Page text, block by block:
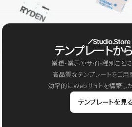
テンプレートか
業種・業界やサイト種別ごと
高品質なテンプレートをご用
効率的にWebサイトを構築した
テンプレートを見る